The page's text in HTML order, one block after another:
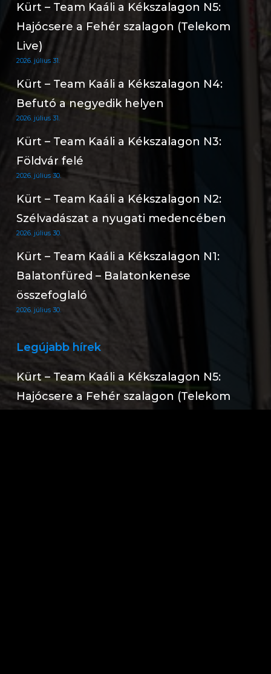
Kürt – Team Kaáli a Kékszalagon N5:
Hajócsere a Fehér szalagon (Telekom
Live)
2026. július 31.
Kürt – Team Kaáli a Kékszalagon N4:
Befutó a negyedik helyen
2026. július 31.
Kürt – Team Kaáli a Kékszalagon N3:
Földvár felé
2026. július 30.
Kürt – Team Kaáli a Kékszalagon N2:
Szélvadászat a nyugati medencében
2026. július 30.
Kürt – Team Kaáli a Kékszalagon N1:
Balatonfüred – Balatonkenese
összefoglaló
2026. július 30.
Legújabb hírek
Kürt – Team Kaáli a Kékszalagon N5:
Hajócsere a Fehér szalagon (Telekom